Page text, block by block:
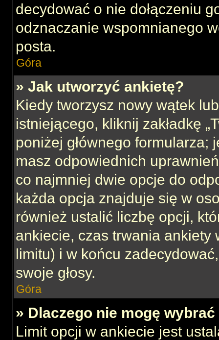
decydować o nie dołączeniu
odznaczanie wspomnianego
posta.
Góra
» Jak utworzyć ankietę?
Kiedy tworzysz nowy wątek
istniejącego, kliknij zakładkę
poniżej głównego formularza;
masz odpowiednich
co najmniej dwie opcje do
każda opcja znajduje się w
również ustalić liczbę opcji,
ankiecie, czas trwania ankiety
limitu) i w końcu
swoje głosy.
Góra
» Dlaczego nie mogę
Limit opcji w ankiecie jest